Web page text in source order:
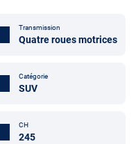
Transmission
Quatre roues motrices
Catégorie
SUV
CH
245